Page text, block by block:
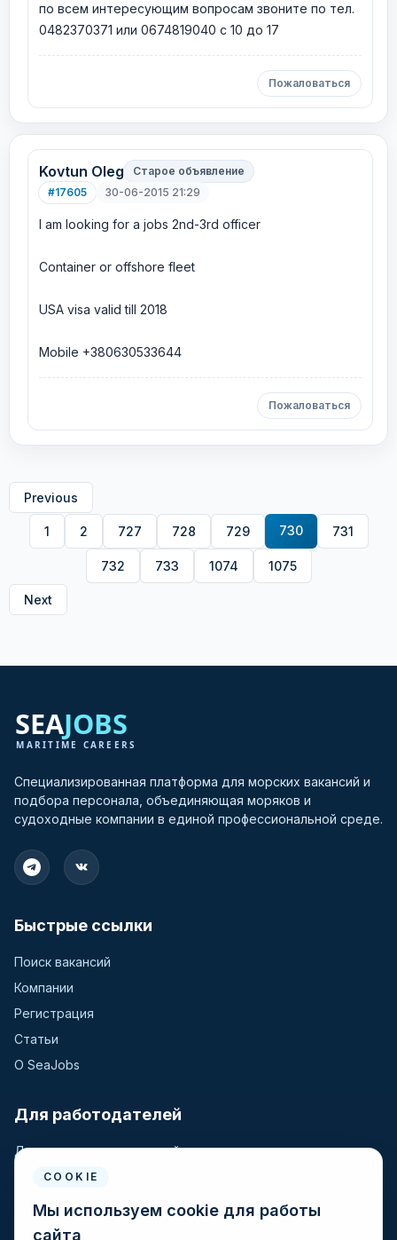
по всем интересующим вопросам звоните по тел.
0482370371 или 0674819040 с 10 до 17
Пожаловаться
Kovtun Oleg
Старое объявление
#17605
30-06-2015 21:29
I am looking for a jobs 2nd-3rd officer
Container or offshore fleet
USA visa valid till 2018
Mobile +380630533644
Пожаловаться
Previous
1 2 727 728 729 730 731
732 733 1074 1075
Next
Специализированная платформа для морских вакансий и
подбора персонала, объединяющая моряков и
судоходные компании в единой профессиональной среде.
Быстрые ссылки
Поиск вакансий
Компании
Регистрация
Статьи
О SeaJobs
Для работодателей
Для крюинговых компаний
Разместить вакансию
Поиск кандидатов
COOKIE
Мы используем cookie для работы
сайта